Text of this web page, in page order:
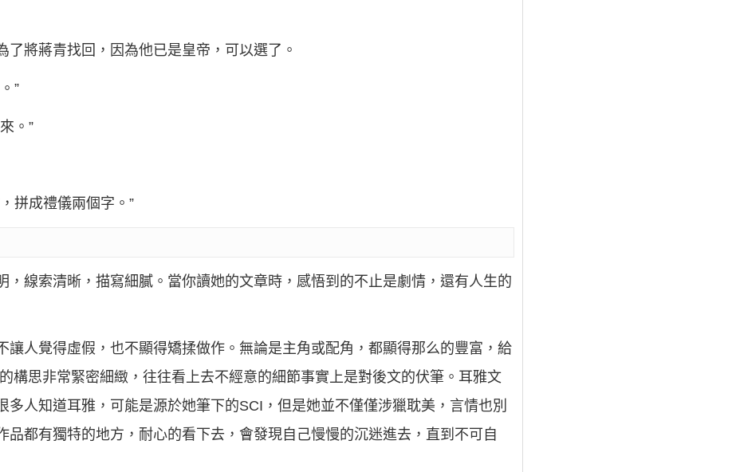
將蔣青找回，因為他已是皇帝，可以選了。
”
。”
拼成禮儀兩個字。”
，線索清晰，描寫細膩。當你讀她的文章時，感悟到的不止是劇情，還有人生的
讓人覺得虛假，也不顯得矯揉做作。無論是主角或配角，都顯得那么的豐富，給
思非常緊密細緻，往往看上去不經意的細節事實上是對後文的伏筆。耳雅文
多人知道耳雅，可能是源於她筆下的SCI，但是她並不僅僅涉獵耽美，言情也別
品都有獨特的地方，耐心的看下去，會發現自己慢慢的沉迷進去，直到不可自